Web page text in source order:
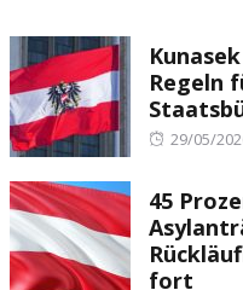
Regeln
Posted
29/05/
45
fort